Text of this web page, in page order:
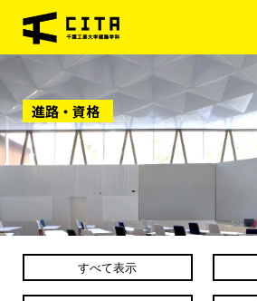
進路・資格
すべて表示